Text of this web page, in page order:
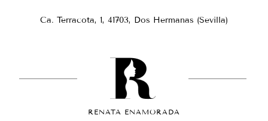
Ca. Terracota, 1, 41703, Dos Hermanas (Sevilla)
RENATA ENAMORADA